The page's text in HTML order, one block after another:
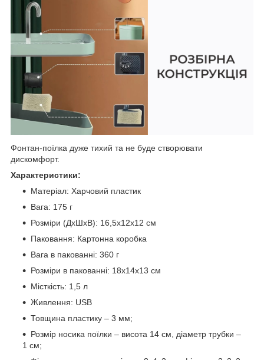
Фонтан-поїлка дуже тихий та не буде створювати
дискомфорт.
Характеристики:
Матеріал: Харчовий пластик
Вага: 175 г
Розміри (ДхШхВ): 16,5х12х12 см
Паковання: Картонна коробка
Вага в пакованні: 360 г
Розміри в пакованні: 18х14х13 см
Місткість: 1,5 л
Живлення: USB
Товщина пластику – 3 мм;
Розмір носика поїлки – висота 14 см, діаметр трубки –
1 см;